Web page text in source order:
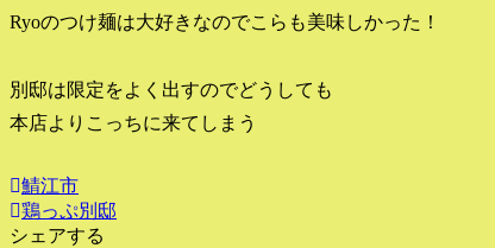
Ryoのつけ麺は大好きなのでこらも美味しかった！
別邸は限定をよく出すのでどうしても
本店よりこっちに来てしまう
鯖江市
鶏っぷ別邸
シェアする